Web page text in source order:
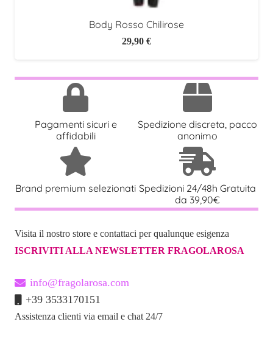
Body Rosso Chilirose
29,90 €
Pagamenti sicuri e
affidabili
Spedizione discreta, pacco
anonimo
Brand premium selezionati Spedizioni 24/48h Gratuita
da 39,90€
Visita il nostro store e contattaci per qualunque esigenza
ISCRIVITI ALLA NEWSLETTER FRAGOLAROSA
info@fragolarosa.com
+39 3533170151
Assistenza clienti via email e chat 24/7